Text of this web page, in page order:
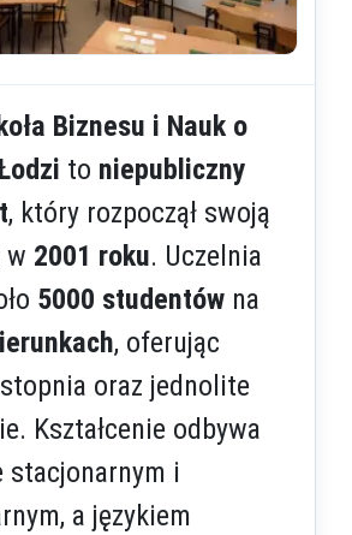
Biznesu i Nauk o
to niepubliczny
, który rozpoczął swoją
w 2001 roku. Uczelnia
5000 studentów na
, oferując
oraz jednolite
Kształcenie odbywa
stacjonarnym i
a językiem